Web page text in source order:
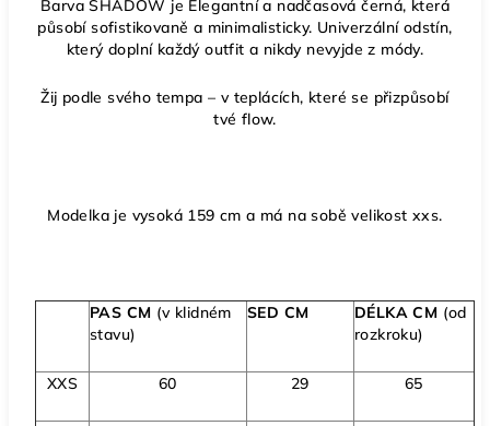
Barva SHADOW je Elegantní a nadčasová černá, která
působí sofistikovaně a minimalisticky. Univerzální odstín,
který doplní každý outfit a nikdy nevyjde z módy.
Žij podle svého tempa – v teplácích, které se přizpůsobí
tvé flow.
Modelka je vysoká 159 cm a má na sobě velikost xxs.
PAS CM (v klidném
stavu)
SED CM DÉLKA CM (od
rozkroku)
XXS 60 29 65